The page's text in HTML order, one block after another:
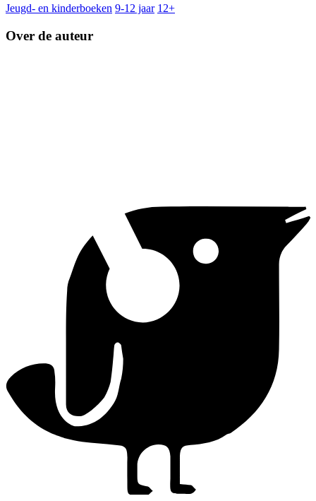
Jeugd- en kinderboeken 9-12 jaar 12+
Over de auteur